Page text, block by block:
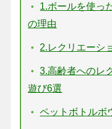
1.ボールを使っ
の理由
2.レクリエーシ
3.高齢者へのレ
遊び6選
ペットボトルボ